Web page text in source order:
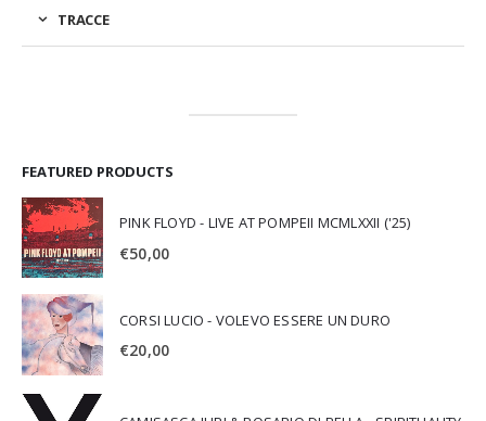
TRACCE
FEATURED PRODUCTS
PINK FLOYD - LIVE AT POMPEII MCMLXXII ('25)
€50,00
CORSI LUCIO - VOLEVO ESSERE UN DURO
€20,00